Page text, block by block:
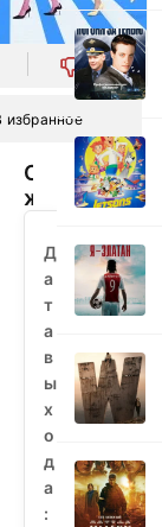
0
избранное
Следующей
жизни
будет
(2025)
смотреть
бесплатно
Д
а
т
а
в
ы
х
о
д
а
: